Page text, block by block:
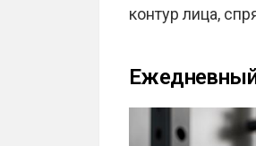
контур лица,